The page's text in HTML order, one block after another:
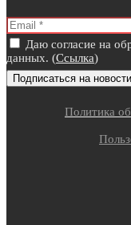
Даю согласие на
данных. (Ссылка)
Политика